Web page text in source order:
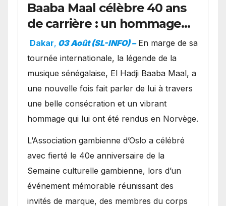
Baaba Maal célèbre 40 ans
de carrière : un hommage
exceptionnel à Oslo en
présence de la famille
royale.
Dakar, 03 Août (SL-INFO) – ​En marge de sa
tournée internationale, la légende de la
musique sénégalaise, El Hadji Baaba Maal, a
une nouvelle fois fait parler de lui à travers
une belle consécration et un vibrant
hommage qui lui ont été rendus en Norvège.
​L’Association gambienne d’Oslo a célébré
avec fierté le 40e anniversaire de la
Semaine culturelle gambienne, lors d’un
événement mémorable réunissant des
invités de marque, des membres du corps